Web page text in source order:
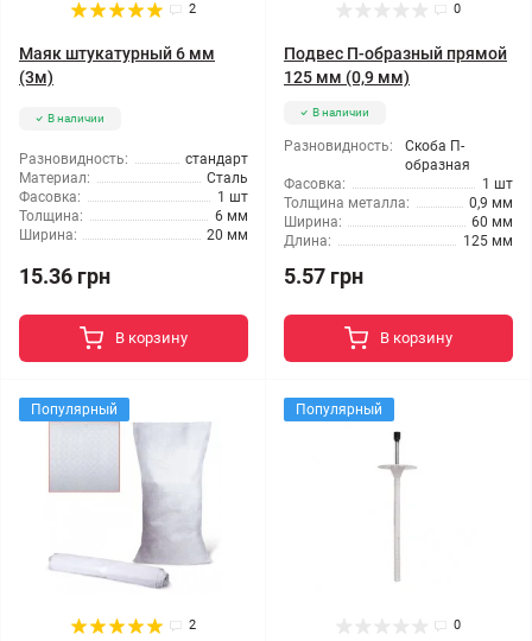
2
Маяк штукатурный 6 мм
(3м)
В наличии
Разновидность:
стандарт
Материал:
Сталь
Фасовка:
1 шт
Толщина:
6 мм
Ширина:
20 мм
15.36 грн
В корзину
0
Подвес П-образный прямой
125 мм (0,9 мм)
В наличии
Разновидность:
Скоба П-
образная
Фасовка:
1 шт
Толщина металла:
0,9 мм
Ширина:
60 мм
Длина:
125 мм
5.57 грн
В корзину
Популярный
2
Популярный
0